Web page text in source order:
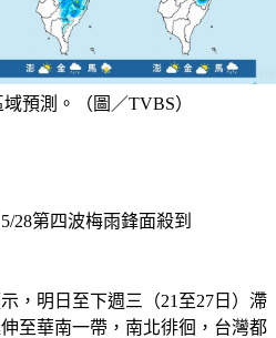
域預測。（圖／TVBS）
28第四波梅雨鋒面殺到
，明日至下週三（21至27日）滯
至華南一帶，南北徘徊，台灣都